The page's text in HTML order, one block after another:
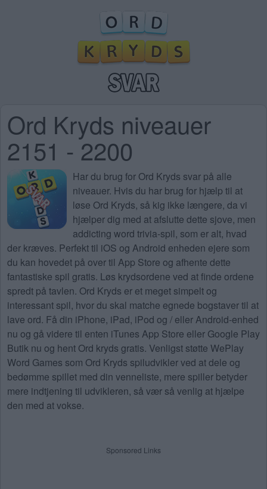
Ord Kryds niveauer
2151 - 2200
Har du brug for Ord Kryds svar på alle
niveauer. Hvis du har brug for hjælp til at
løse Ord Kryds, så kig ikke længere, da vi
hjælper dig med at afslutte dette sjove, men
addicting word trivia-spil, som er alt, hvad
der kræves. Perfekt til iOS og Android enheden ejere som
du kan hovedet på over til App Store og afhente dette
fantastiske spil gratis. Løs krydsordene ved at finde ordene
spredt på tavlen. Ord Kryds er et meget simpelt og
interessant spil, hvor du skal matche egnede bogstaver til at
lave ord. Få din iPhone, iPad, iPod og / eller Android-enhed
nu og gå videre til enten iTunes App Store eller Google Play
Butik nu og hent Ord kryds gratis. Venligst støtte WePlay
Word Games som Ord Kryds spiludvikler ved at dele og
bedømme spillet med din venneliste, mere spiller betyder
mere indtjening til udvikleren, så vær så venlig at hjælpe
den med at vokse.
Sponsored Links